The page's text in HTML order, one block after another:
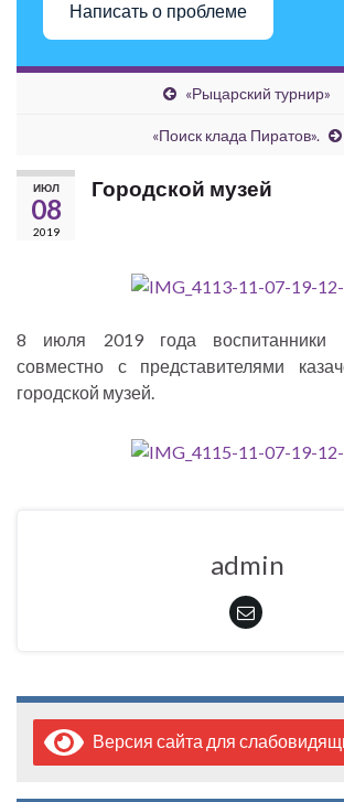
Написать о проблеме
«Рыцарский турнир»
«Поиск клада Пиратов».
ИЮЛ
08
2019
Городской музей
8 июля 2019 года воспитанники
совместно с представителями
городской музей.
admin
Версия сайта для